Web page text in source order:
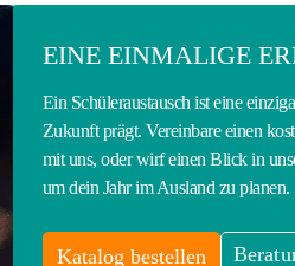
EINE EINMALIGE
Ein Schüleraustausch ist eine
Zukunft prägt. Vereinbare einen
mit uns, oder wirf einen Blick in
um dein Jahr im Ausland zu planen.
Katalog bestellen